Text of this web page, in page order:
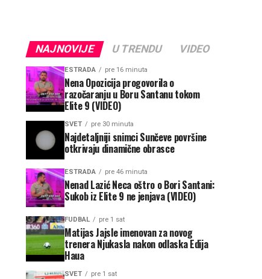
NAJNOVIJE U TRENDU VIDEO
ESTRADA pre 16 minuta
Nena Opozicija progovorila o
razočaranju u Boru Santanu tokom
Elite 9 (VIDEO)
SVET pre 30 minuta
Najdetaljniji snimci Sunčeve površine
otkrivaju dinamične obrasce
ESTRADA pre 46 minuta
Nenad Lazić Neca oštro o Bori Santani:
Sukob iz Elite 9 ne jenjava (VIDEO)
FUDBAL pre 1 sat
Matijas Jajsle imenovan za novog
trenera Njukasla nakon odlaska Edija
Haua
SVET pre 1 sat